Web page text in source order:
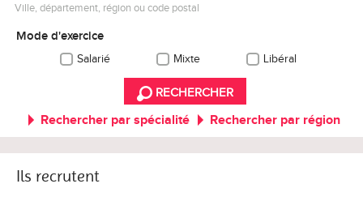
Ville, département, région ou code postal
Mode d'exercice
Salarié Mixte Libéral
RECHERCHER
Rechercher par spécialité Rechercher par région
Ils recrutent